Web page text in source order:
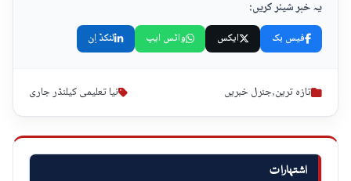
اشتہارات
یہ خبر شیئر کریں:
فیس بک ایکس واٹس ایپ لنکڈ اِن
تازہ ترین,جنرل خبریں نیا تعلیمی کیلنڈر جاری